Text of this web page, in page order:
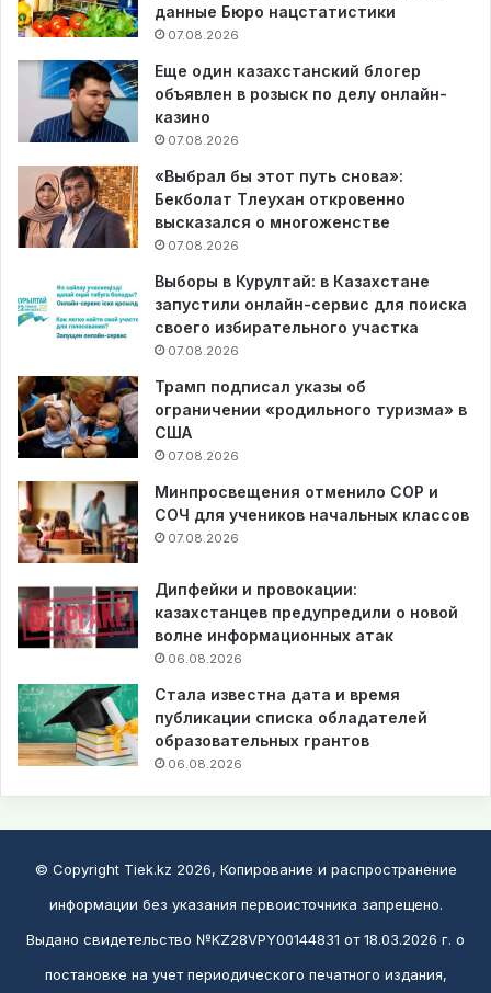
данные Бюро нацстатистики
07.08.2026
Еще один казахстанский блогер
объявлен в розыск по делу онлайн-
казино
07.08.2026
«Выбрал бы этот путь снова»:
Бекболат Тлеухан откровенно
высказался о многоженстве
07.08.2026
Выборы в Курултай: в Казахстане
запустили онлайн-сервис для поиска
своего избирательного участка
07.08.2026
Трамп подписал указы об
ограничении «родильного туризма» в
США
07.08.2026
Минпросвещения отменило СОР и
СОЧ для учеников начальных классов
07.08.2026
Дипфейки и провокации:
казахстанцев предупредили о новой
волне информационных атак
06.08.2026
Стала известна дата и время
публикации списка обладателей
образовательных грантов
06.08.2026
© Copyright Tiek.kz 2026, Копирование и распространение
информации без указания первоисточника запрещено.
Выдано свидетельство №KZ28VPY00144831 от 18.03.2026 г. о
постановке на учет периодического печатного издания,